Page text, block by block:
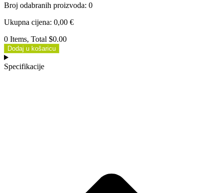
Broj odabranih proizvoda: 0
Ukupna cijena: 0,00 €
0 Items, Total $0.00
Dodaj u košaricu
Specifikacije